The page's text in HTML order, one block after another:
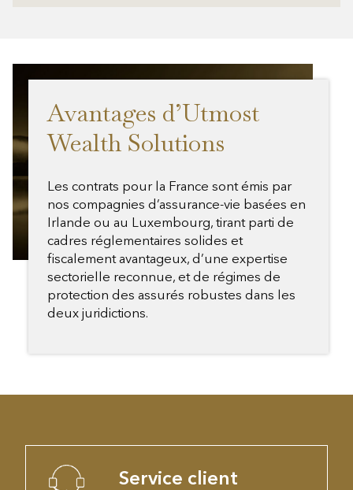
Avantages d’Utmost
Wealth Solutions
Les contrats pour la France sont émis par
nos compagnies d’assurance-vie basées en
Irlande ou au Luxembourg, tirant parti de
cadres réglementaires solides et
fiscalement avantageux, d’une expertise
sectorielle reconnue, et de régimes de
protection des assurés robustes dans les
deux juridictions.
Service client